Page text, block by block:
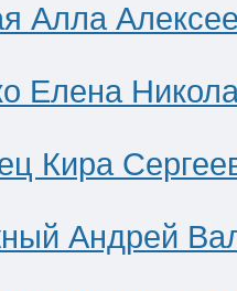
Алла
Елена
Кира
Андрей